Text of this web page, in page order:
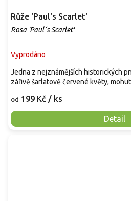
Růže 'Paul's Scarlet'
Rosa 'Paul´s Scarlet'
Vyprodáno
od 199 Kč / ks
Detail
Jedna z nejznámějších historických
zářivě šarlatově červené květy,